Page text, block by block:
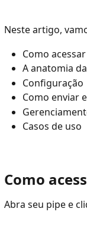
Neste artigo,
Como
A anatomia
Configuração
Como enviar
Casos de uso
Como
Abra seu pipe e